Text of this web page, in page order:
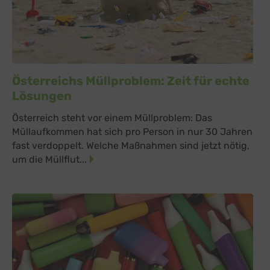
Österreichs Müllproblem: Zeit für echte
Lösungen
Österreich steht vor einem Müllproblem: Das
Müllaufkommen hat sich pro Person in nur 30 Jahren
fast verdoppelt. Welche Maßnahmen sind jetzt nötig,
um die Müllflut...